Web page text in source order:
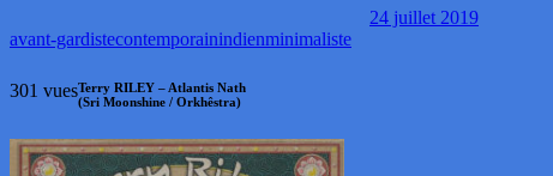
24 juillet 2019
avant-gardistecontemporainindienminimaliste
301 vuesTerry RILEY – Atlantis Nath
(Sri Moonshine / Orkhêstra)